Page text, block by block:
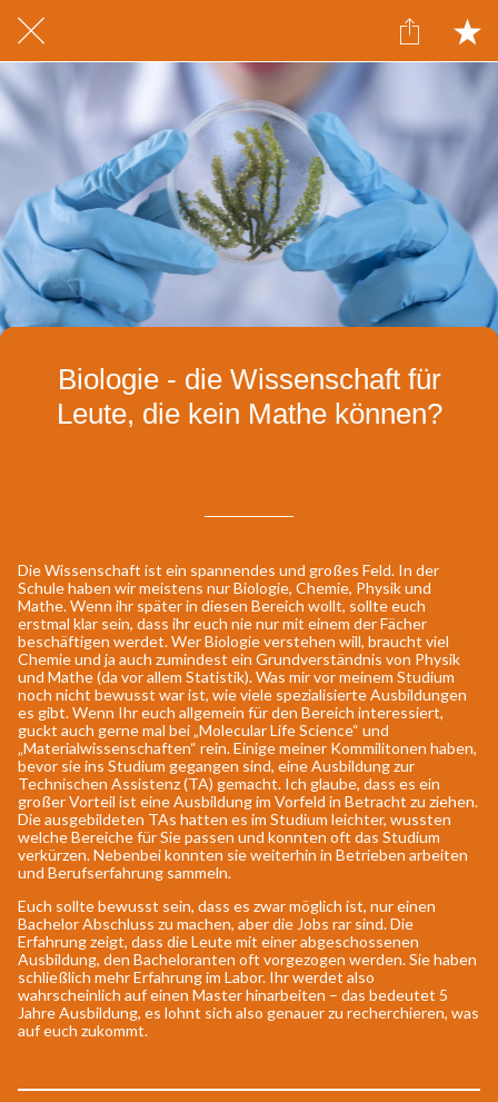
Biologie - die Wissenschaft für
Leute, die kein Mathe können?
Die Wissenschaft ist ein spannendes und großes Feld. In der
Schule haben wir meistens nur Biologie, Chemie, Physik und
Mathe. Wenn ihr später in diesen Bereich wollt, sollte euch
erstmal klar sein, dass ihr euch nie nur mit einem der Fächer
beschäftigen werdet. Wer Biologie verstehen will, braucht viel
Chemie und ja auch zumindest ein Grundverständnis von Physik
und Mathe (da vor allem Statistik). Was mir vor meinem Studium
noch nicht bewusst war ist, wie viele spezialisierte Ausbildungen
es gibt. Wenn Ihr euch allgemein für den Bereich interessiert,
guckt auch gerne mal bei „Molecular Life Science“ und
„Materialwissenschaften“ rein. Einige meiner Kommilitonen haben,
bevor sie ins Studium gegangen sind, eine Ausbildung zur
Technischen Assistenz (TA) gemacht. Ich glaube, dass es ein
großer Vorteil ist eine Ausbildung im Vorfeld in Betracht zu ziehen.
Die ausgebildeten TAs hatten es im Studium leichter, wussten
welche Bereiche für Sie passen und konnten oft das Studium
verkürzen. Nebenbei konnten sie weiterhin in Betrieben arbeiten
und Berufserfahrung sammeln.
Euch sollte bewusst sein, dass es zwar möglich ist, nur einen
Bachelor Abschluss zu machen, aber die Jobs rar sind. Die
Erfahrung zeigt, dass die Leute mit einer abgeschossenen
Ausbildung, den Bacheloranten oft vorgezogen werden. Sie haben
schließlich mehr Erfahrung im Labor. Ihr werdet also
wahrscheinlich auf einen Master hinarbeiten – das bedeutet 5
Jahre Ausbildung, es lohnt sich also genauer zu recherchieren, was
auf euch zukommt.